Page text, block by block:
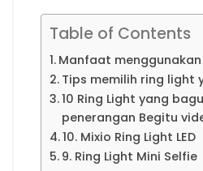
Table of Contents
Manfaat
Tips memilih ring light
10 Ring Light yang
penerangan Begitu
10. Mixio Ring Light LED
9. Ring Light Mini Selfie